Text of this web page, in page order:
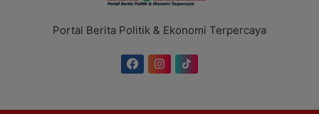
Portal Berita Politik & Ekonomi Terpercaya